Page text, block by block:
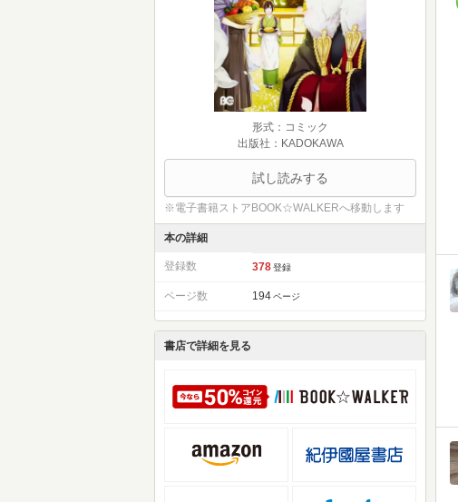
形式：コミック
出版社：KADOKAWA
試し読みする
※電子書籍ストアBOOK☆WALKERへ移動します
本の詳細
登録数 378 登録
ページ数 194 ページ
書店で詳細を見る